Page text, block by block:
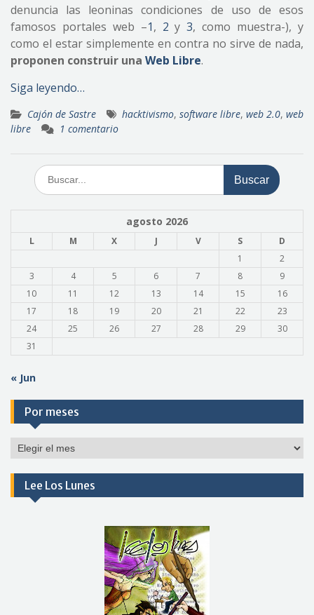
denuncia las leoninas condiciones de uso de esos
famosos portales web –1, 2 y3, como muestra-), y
como el estar simplemente en contra no sirve de nada,
proponen construir una Web Libre.
Siga leyendo…
Cajón de Sastre hacktivismo, software libre, web 2.0, web
libre
1 comentario
Buscar:
agosto 2026
L M X J V S
D
1
2
3
4 5 6 7 8
9
10
11 12 13 14 15
16
17
18 19 20 21 22
23
24
25 26 27 28 29
30
31
« Jun
Por meses
Por
Lee Los Lunes